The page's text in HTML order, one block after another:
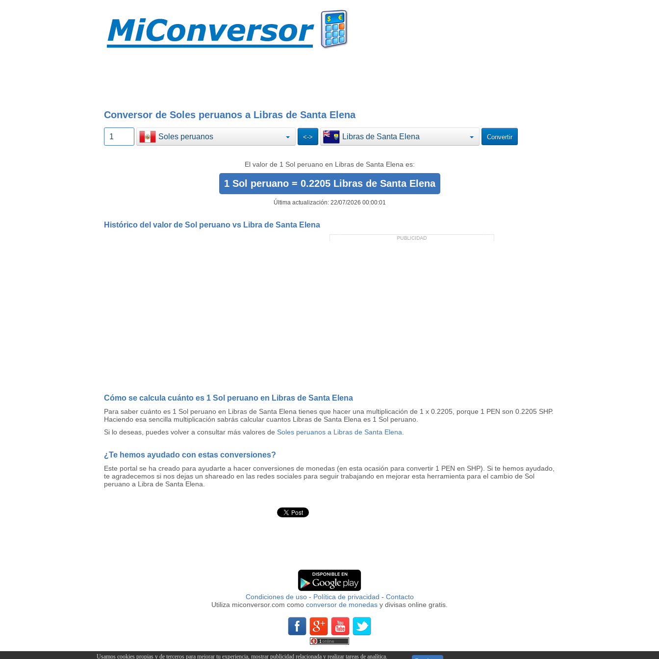
Usamos cookies propias y de terceros para mejorar tu experiencia, mostrar publicidad relacionada y realizar tareas de analítica.
Conversor de Soles peruanos a Libras de Santa Elena
Soles peruanos Libras de Santa Elena
El valor de 1 Sol peruano en Libras de Santa Elena es:
1 Sol peruano = 0.2205 Libras de Santa Elena
Última actualización: 22/07/2026 00:00:01
Histórico del valor de Sol peruano vs Libra de Santa Elena
Cómo se calcula cuánto es 1 Sol peruano en Libras de Santa Elena
Para saber cuánto es 1 Sol peruano en Libras de Santa Elena tienes que hacer una multiplicación de 1 x 0.2205, porque 1 PEN son 0.2205 SHP.
Haciendo esa sencilla multiplicación sabrás calcular cuantos Libras de Santa Elena es 1 Sol peruano.
Si lo deseas, puedes volver a consultar más valores de Soles peruanos a Libras de Santa Elena
¿Te hemos ayudado con estas conversiones?
Este portal se ha creado para ayudarte a hacer conversiones de monedas (en esta ocasión para convertir 1 PEN en SHP). Si te hemos ayudado,
te agradecemos si nos dejas un shareado en las redes sociales para seguir trabajando en mejorar esta herramienta para el cambio de Sol
peruano a Libra de Santa Elena.
Condiciones de uso- Política de privacidad - Contacto
Utiliza miconversor.com como conversor de monedas y divisas online gratis.